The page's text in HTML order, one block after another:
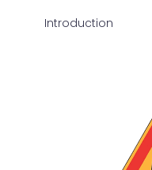
Introduction